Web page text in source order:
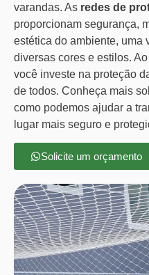
varandas. As redes de
proporcionam segurança,
estética do ambiente, uma
diversas cores e estilos.
você investe na proteção
de todos. Conheça mais
como podemos ajudar a
lugar mais seguro e
Solicite um orçamento